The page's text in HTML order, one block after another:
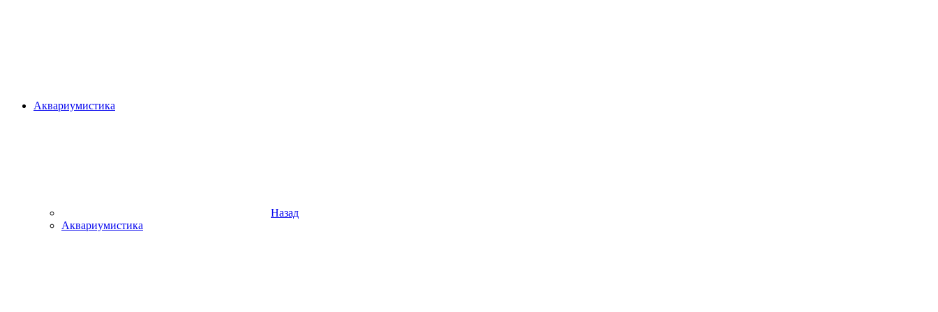
Аквариумистика
Назад
Аквариумистика